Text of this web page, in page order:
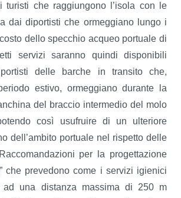
turisti che raggiungono l’isola con le
dai diportisti che ormeggiano lungo i
dello specchio acqueo portuale di
servizi saranno quindi disponibili
delle barche in transito che,
estivo, ormeggiano durante la
del braccio intermedio del molo
così usufruire di un ulteriore
dell’ambito portuale nel rispetto delle
per la progettazione
che prevedono come i servizi igienici
ad una distanza massima di 250 m